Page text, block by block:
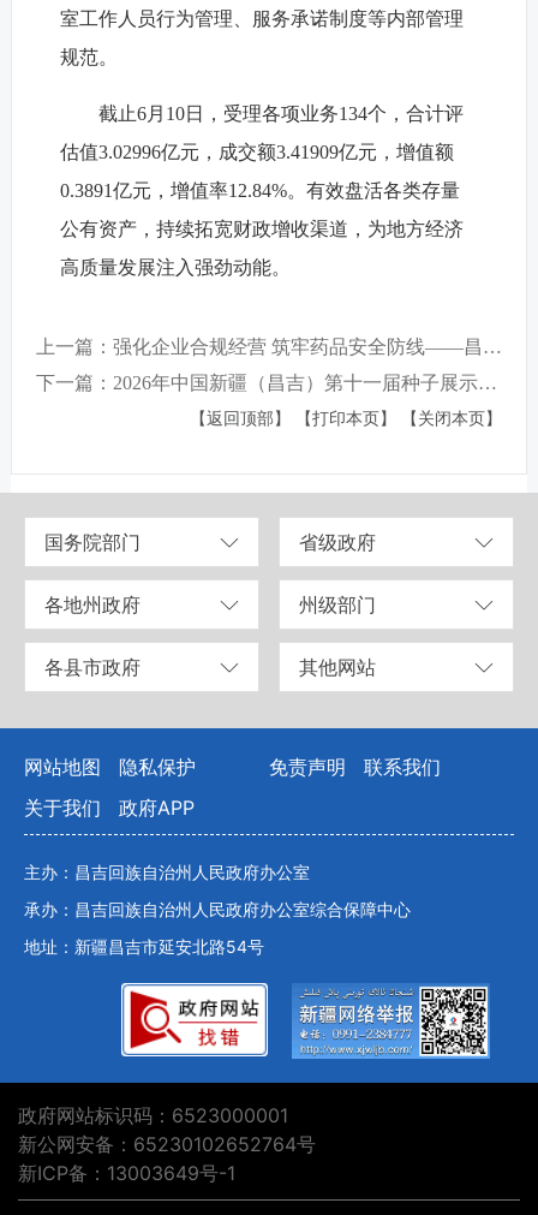
室工作人员行为管理、服务承诺制度等内部管理
规范。
截止6月10日，受理各项业务134个，合计评
估值3.02996亿元，成交额3.41909亿元，增值额
0.3891亿元，增值率12.84%。有效盘活各类存量
公有资产，持续拓宽财政增收渠道，为地方经济
高质量发展注入强劲动能。
上一篇：强化企业合规经营 筑牢药品安全防线——昌吉州组织召开零售药店法律法规培训会
下一篇：2026年中国新疆（昌吉）第十一届种子展示交易会即将启幕！
【返回顶部】 【打印本页】 【关闭本页】
国务院部门 省级政府
各地州政府 州级部门
各县市政府 其他网站
网站地图 隐私保护 免责声明
联系我们
关于我们
政府APP
主办：昌吉回族自治州人民政府办公室
承办：昌吉回族自治州人民政府办公室综合保障中心
地址：新疆昌吉市延安北路54号
政府网站标识码：6523000001
新公网安备：65230102652764号
新ICP备：13003649号-1